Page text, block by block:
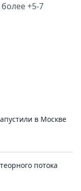
+5-7
в Москве
потока